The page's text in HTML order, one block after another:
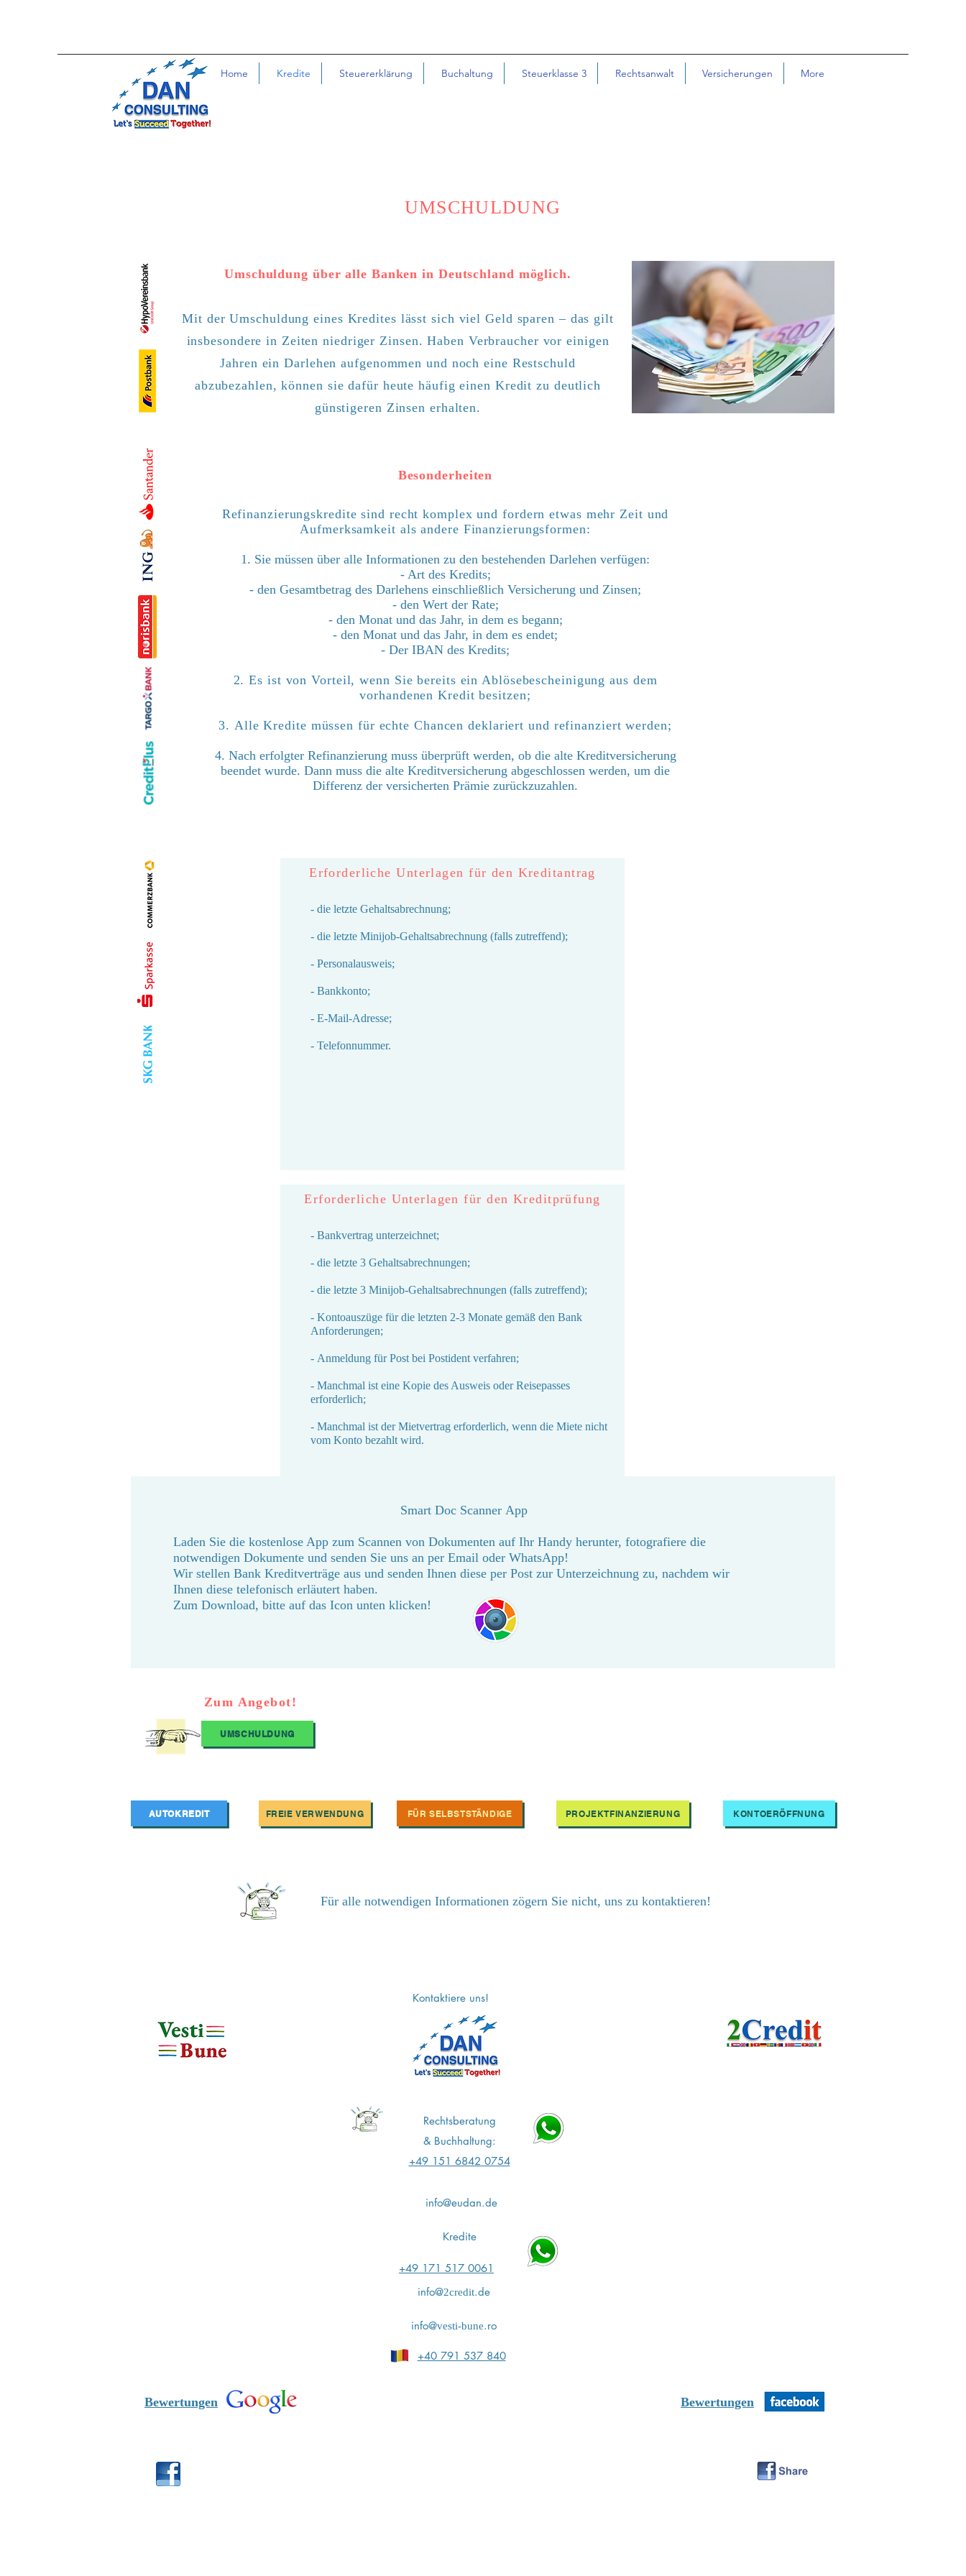
Home Kredite Steuererklärung Buchaltung Steuerklasse 3 Rechtsanwalt Versicherungen More
UMSCHULDUNG
Umschuldung über alle Banken in Deutschland möglich.
Mit der Umschuldung eines Kredites lässt sich viel Geld sparen – das gilt
insbesondere in Zeiten niedriger Zinsen. Haben Verbraucher vor einigen
Jahren ein Darlehen aufgenommen und noch eine Restschuld
abzubezahlen, können sie dafür heute häufig einen Kredit zu deutlich
günstigeren Zinsen erhalten.
Besonderheiten
Refinanzierungskredite sind recht komplex und fordern etwas mehr Zeit und
Aufmerksamkeit als andere Finanzierungsformen:
1. Sie müssen über alle Informationen zu den bestehenden Darlehen verfügen:
- Art des Kredits;
- den Gesamtbetrag des Darlehens einschließlich Versicherung und Zinsen;
- den Wert der Rate;
- den Monat und das Jahr, in dem es begann;
- den Monat und das Jahr, in dem es endet;
- Der IBAN des Kredits;
2. Es ist von Vorteil, wenn Sie bereits ein Ablösebescheinigung aus dem
vorhandenen Kredit besitzen;
3. Alle Kredite müssen für echte Chancen deklariert und refinanziert werden;
4. Nach erfolgter Refinanzierung muss überprüft werden, ob die alte Kreditversicherung
beendet wurde. Dann muss die alte Kreditversicherung abgeschlossen werden, um die
Differenz der versicherten Prämie zurückzuzahlen.
Erforderliche Unterlagen für den Kreditantrag
- die letzte Gehaltsabrechnung;
- die letzte Minijob-Gehaltsabrechnung (falls zutreffend);
- Personalausweis;
- Bankkonto;
- E-Mail-Adresse;
- Telefonnummer.
Erforderliche Unterlagen für den Kreditprüfung
- Bankvertrag unterzeichnet​;
- die letzte 3 Gehaltsabrechnungen;
- die letzte 3 Minijob-Gehaltsabrechnungen (falls zutreffend);
- Kontoauszüge für die letzten 2-3 Monate gemäß den Bank
Anforderungen;
- Anmeldung für Post bei Postident verfahren;
- Manchmal ist eine Kopie des Ausweis oder Reisepasses
erforderlich;
- Manchmal ist der Mietvertrag erforderlich, wenn die Miete nicht
vom Konto bezahlt wird.
Smart Doc Scanner App
Laden Sie die kostenlose App zum Scannen von Dokumenten auf Ihr Handy herunter, fotografiere die
notwendigen Dokumente und senden Sie uns an per Email oder WhatsApp!
Wir stellen Bank Kreditverträge aus und senden Ihnen diese per Post zur Unterzeichnung zu, nachdem wir
Ihnen diese telefonisch erläutert haben.
Zum Download, bitte auf das Icon unten klicken!
Zum Angebot!
UMSCHULDUNG
AUTOKREDIT FREIE VERWENDUNG FÜR SELBSTSTÄNDIGE PROJEKTFINANZIERUNG KONTOERÖFFNUNG
Für alle notwendigen Informationen zögern Sie nicht, uns zu kontaktieren!
Kontaktiere uns!
Rechtsberatung
& Buchhaltung:
+49 151 6842 0754
info@eudan.de
Kredite
+49 171 517 0061
info@2credit.de
info@vesti-bune.ro
+40 791 537 840
Bewertungen Bewertungen